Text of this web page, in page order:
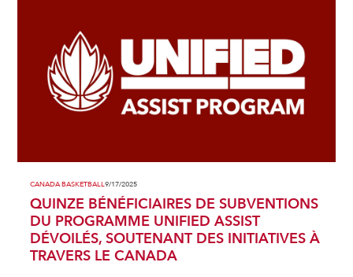
CANADA BASKETBALL9/17/2025
QUINZE BÉNÉFICIAIRES DE SUBVENTIONS
DU PROGRAMME UNIFIED ASSIST
DÉVOILÉS, SOUTENANT DES INITIATIVES À
TRAVERS LE CANADA